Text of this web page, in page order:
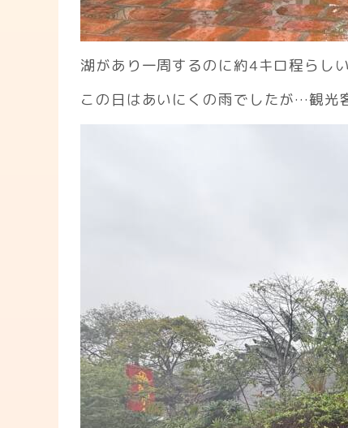
湖があり一周するのに約4キロ程らし
この日はあいにくの雨でしたが…観光